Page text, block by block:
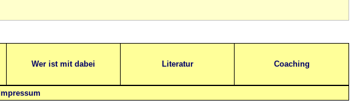
Wer ist mit dabei Literatur Coaching
Impressum